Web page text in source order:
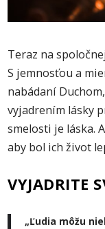
Teraz na
S jemnosťou a
nabádaní
vyjadrením lásky
smelosti je láska.
aby bol ich život
VYJADRITE
„Ľudia môžu